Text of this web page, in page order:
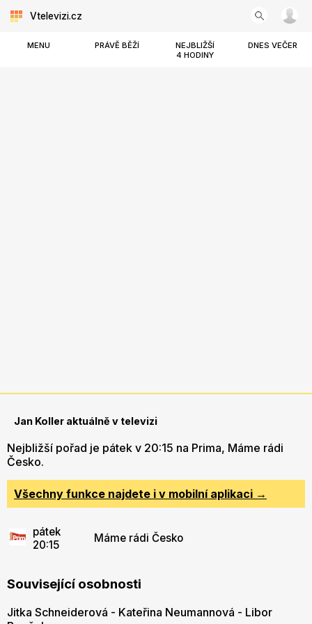
Vtelevizi.cz
MENU PRÁVĚ BĚŽÍ
NEJBLIŽŠÍ
4 HODINY
DNES VEČER
Jan Koller aktuálně v televizi
Nejbližší pořad je pátek v 20:15 na Prima, Máme rádi
Česko.
Všechny funkce najdete i v mobilní aplikaci →
pátek
20:15
Máme rádi Česko
Související osobnosti
Jitka Schneiderová - Kateřina Neumannová - Libor